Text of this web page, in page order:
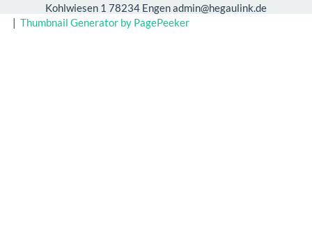
Kohlwiesen 1 78234 Engen admin@hegaulink.de
| Thumbnail Generator by PagePeeker